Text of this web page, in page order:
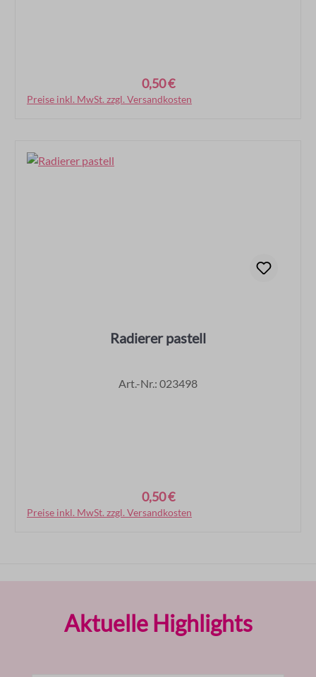
0,50 €
Preise inkl. MwSt. zzgl. Versandkosten
In den Warenkorb
Radierer pastell
Art.-Nr.: 023498
0,50 €
Preise inkl. MwSt. zzgl. Versandkosten
In den Warenkorb
Aktuelle Highlights